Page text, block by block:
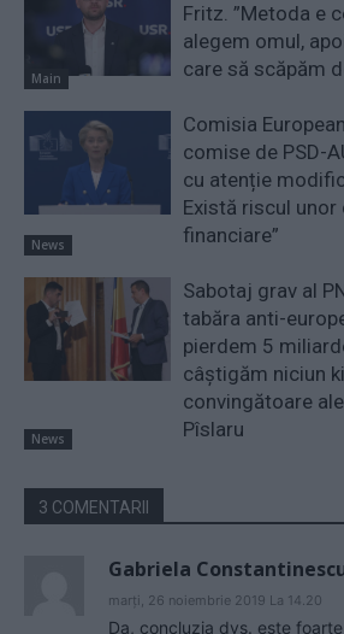
Main
Fritz. ”Metoda e
alegem omul,
care să scăpăm
News
Comisia
comise de PSD-
cu atenție
Există riscul
financiare”
News
Sabotaj grav al
tabăra anti-
pierdem 5
câștigăm niciun
convingătoare
Pîslaru
3 COMENTARII
Gabriela
marți, 26 noiembrie 2019 La 14.20
Da, concluzia dvs. este